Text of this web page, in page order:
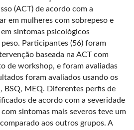
(ACT) de acordo com a
em mulheres com sobrepeso e
sintomas psicológicos
Participantes (56) foram
baseada na ACT com
de workshop, e foram avaliadas
foram avaliados usando os
BSQ, MEQ. Diferentes perfis de
de acordo com a severidade
sintomas mais severos teve um
aos outros grupos. A